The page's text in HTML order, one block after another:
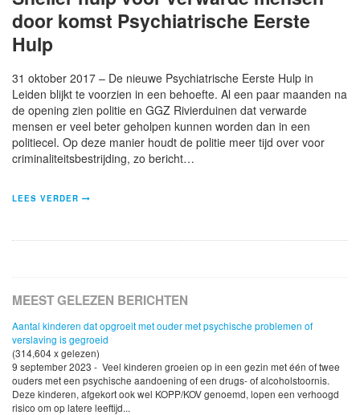
door komst Psychiatrische Eerste
Hulp
31 oktober 2017 – De nieuwe Psychiatrische Eerste Hulp in
Leiden blijkt te voorzien in een behoefte. Al een paar maanden na
de opening zien politie en GGZ Rivierduinen dat verwarde
mensen er veel beter geholpen kunnen worden dan in een
politiecel. Op deze manier houdt de politie meer tijd over voor
criminaliteitsbestrijding, zo bericht…
LEES VERDER
MEEST GELEZEN BERICHTEN
Aantal kinderen dat opgroeit met ouder met psychische problemen of
verslaving is gegroeid
(314,604 x gelezen)
9 september 2023 - Veel kinderen groeien op in een gezin met één of twee
ouders met een psychische aandoening of een drugs- of alcoholstoornis.
Deze kinderen, afgekort ook wel KOPP/KOV genoemd, lopen een verhoogd
risico om op latere leeftijd...